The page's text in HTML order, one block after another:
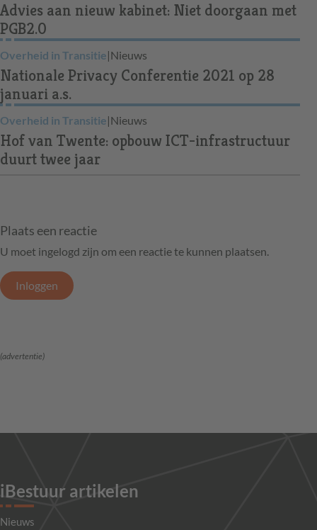
Advies aan nieuw kabinet: Niet doorgaan met
PGB2.0
Overheid in Transitie|Nieuws
Nationale Privacy Conferentie 2021 op 28
januari a.s.
Overheid in Transitie|Nieuws
Hof van Twente: opbouw ICT-infrastructuur
duurt twee jaar
Plaats een reactie
U moet ingelogd zijn om een reactie te kunnen plaatsen.
Inloggen
(advertentie)
iBestuur artikelen
Nieuws